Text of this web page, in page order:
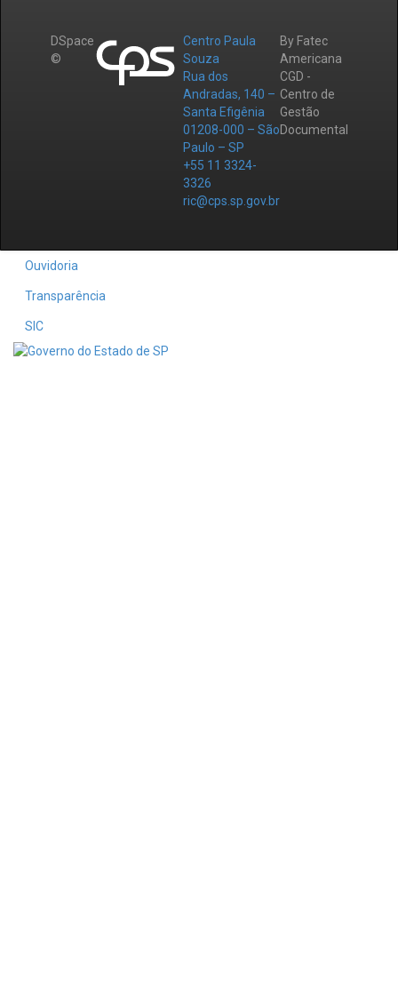
DSpace
©
Centro Paula
Souza
Rua dos
Andradas, 140 –
Santa Efigênia
01208-000 – São
Paulo – SP
+55 11 3324-
3326
ric@cps.sp.gov.br
By Fatec
Americana
CGD -
Centro de
Gestão
Documental
Ouvidoria
Transparência
SIC